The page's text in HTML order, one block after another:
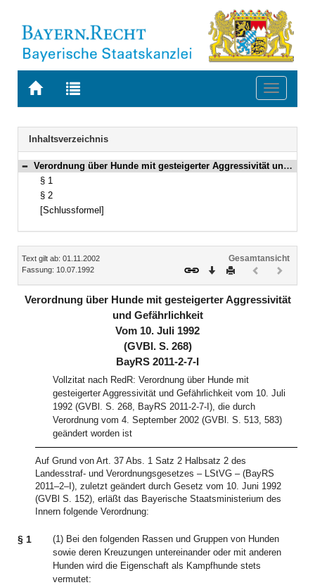
Zur
BAYERN.RECHT
Zur
letzten
Suche
Toggle
Navigation
Inhaltsverzeichnis
Bereich reduzieren
Verordnung über Hunde mit gesteigerter Aggressivität und Gefährlichkeit Vom 10. Juli 1992 (GVBl. S. 268) BayRS 2011-2-7-I (§§ 1–2)
§ 1
§ 2
[Schlussformel]
Inhalt
Text gilt ab: 01.11.2002
Fassung: 10.07.1992
Gesamtansicht
Download
DruckenVorheriges
Verordnung über Hunde mit gesteigerter Aggressivität
und Gefährlichkeit
Vom 10. Juli 1992
(GVBl. S. 268)
BayRS 2011-2-7-I
Vollzitat nach RedR: Verordnung über Hunde mit
gesteigerter Aggressivität und Gefährlichkeit vom 10. Juli
1992 (GVBl. S. 268, BayRS 2011-2-7-I), die durch
Verordnung vom 4. September 2002 (GVBl. S. 513, 583)
geändert worden ist
Auf Grund von Art. 37 Abs. 1 Satz 2 Halbsatz 2 des
Landesstraf- und Verordnungsgesetzes – LStVG – (BayRS
2011–2–I), zuletzt geändert durch Gesetz vom 10. Juni 1992
(GVBl S. 152), erläßt das Bayerische Staatsministerium des
Innern folgende Verordnung:
§ 1
(1) Bei den folgenden Rassen und Gruppen von Hunden
sowie deren Kreuzungen untereinander oder mit anderen
Hunden wird die Eigenschaft als Kampfhunde stets
vermutet: